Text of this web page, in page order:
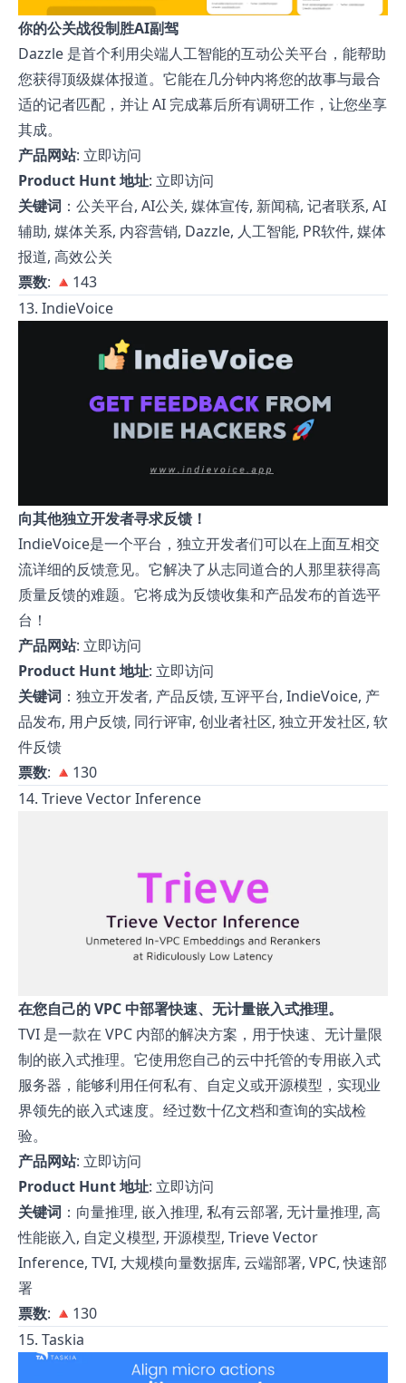
你的公关战役制胜AI副驾
Dazzle 是首个利用尖端人工智能的互动公关平台，能帮助
您获得顶级媒体报道。它能在几分钟内将您的故事与最合
适的记者匹配，并让 AI 完成幕后所有调研工作，让您坐享
其成。
产品网站: 立即访问
Product Hunt 地址: 立即访问
关键词 ：公关平台, AI公关, 媒体宣传, 新闻稿, 记者联系, AI
辅助, 媒体关系, 内容营销, Dazzle, 人工智能, PR软件, 媒体
报道, 高效公关
票数: 🔺143
13. IndieVoice
向其他独立开发者寻求反馈！
IndieVoice是一个平台，独立开发者们可以在上面互相交
流详细的反馈意见。它解决了从志同道合的人那里获得高
质量反馈的难题。它将成为反馈收集和产品发布的首选平
台！
产品网站: 立即访问
Product Hunt 地址: 立即访问
关键词 ：独立开发者, 产品反馈, 互评平台, IndieVoice, 产
品发布, 用户反馈, 同行评审, 创业者社区, 独立开发社区, 软
件反馈
票数: 🔺130
14. Trieve Vector Inference
在您自己的 VPC 中部署快速、无计量嵌入式推理。
TVI 是一款在 VPC 内部的解决方案，用于快速、无计量限
制的嵌入式推理。它使用您自己的云中托管的专用嵌入式
服务器，能够利用任何私有、自定义或开源模型，实现业
界领先的嵌入式速度。经过数十亿文档和查询的实战检
验。
产品网站: 立即访问
Product Hunt 地址: 立即访问
关键词 ：向量推理, 嵌入推理, 私有云部署, 无计量推理, 高
性能嵌入, 自定义模型, 开源模型, Trieve Vector
Inference, TVI, 大规模向量数据库, 云端部署, VPC, 快速部
署
票数: 🔺130
15. Taskia